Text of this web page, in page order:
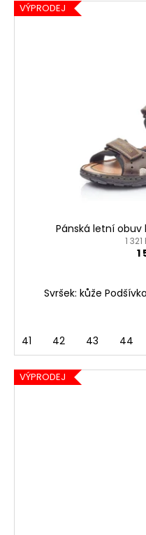
VÝPRODEJ
Pánská letní obuv
1
1
Svršek: kůže
41 42 43 44
VÝPRODEJ